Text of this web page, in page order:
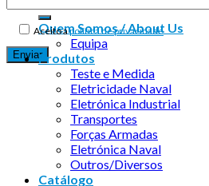
Aceito apolítica de privacidade
Quem Somos / About Us
Equipa
Produtos
Teste e Medida
Eletricidade Naval
Eletrónica Industrial
Transportes
Forças Armadas
Eletrónica Naval
Outros/Diversos
Catálogo